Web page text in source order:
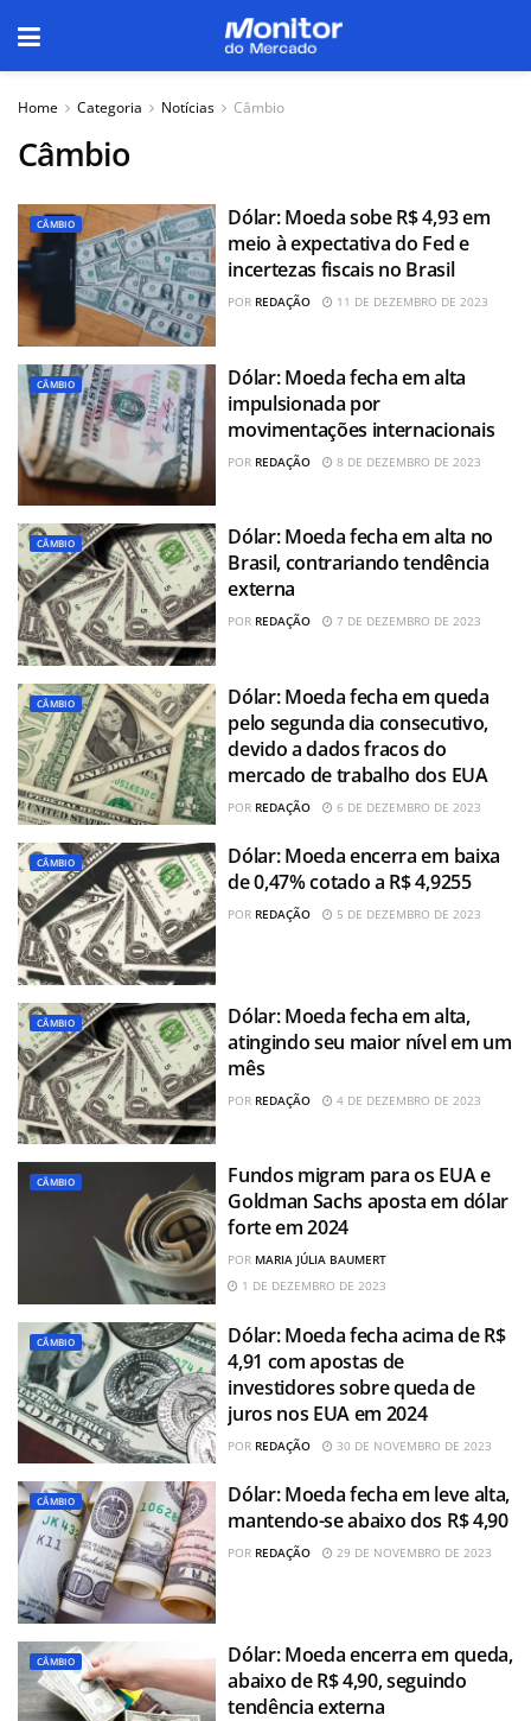
Home Categoria Notícias Câmbio
Câmbio
CÂMBIO
Dólar: Moeda sobe R$ 4,93 em
meio à expectativa do Fed e
incertezas fiscais no Brasil
POR REDAÇÃO 11 DE DEZEMBRO DE 2023
CÂMBIO
Dólar: Moeda fecha em alta
impulsionada por
movimentações internacionais
POR REDAÇÃO 8 DE DEZEMBRO DE 2023
CÂMBIO
Dólar: Moeda fecha em alta no
Brasil, contrariando tendência
externa
POR REDAÇÃO 7 DE DEZEMBRO DE 2023
CÂMBIO
Dólar: Moeda fecha em queda
pelo segunda dia consecutivo,
devido a dados fracos do
mercado de trabalho dos EUA
POR REDAÇÃO 6 DE DEZEMBRO DE 2023
CÂMBIO
Dólar: Moeda encerra em baixa
de 0,47% cotado a R$ 4,9255
POR REDAÇÃO 5 DE DEZEMBRO DE 2023
CÂMBIO
Dólar: Moeda fecha em alta,
atingindo seu maior nível em um
mês
POR REDAÇÃO 4 DE DEZEMBRO DE 2023
CÂMBIO
Fundos migram para os EUA e
Goldman Sachs aposta em dólar
forte em 2024
POR MARIA JÚLIA BAUMERT
1 DE DEZEMBRO DE 2023
CÂMBIO
Dólar: Moeda fecha acima de R$
4,91 com apostas de
investidores sobre queda de
juros nos EUA em 2024
POR REDAÇÃO 30 DE NOVEMBRO DE 2023
CÂMBIO
Dólar: Moeda fecha em leve alta,
mantendo-se abaixo dos R$ 4,90
POR REDAÇÃO 29 DE NOVEMBRO DE 2023
CÂMBIO
Dólar: Moeda encerra em queda,
abaixo de R$ 4,90, seguindo
tendência externa